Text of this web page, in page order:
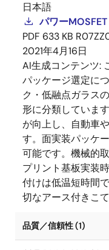
日本語
パワー
PDF 633 KB
2021年4月16日
AI生成コンテンツ:
パッケージ選定に
ク・低融点ガラス
形に分類していま
が向上し、自動車
す。面実装パッケ
可能です。機械的
プリント基板実装
付けは低温短時間
切なアース付きこ
品質／信頼性 (1)